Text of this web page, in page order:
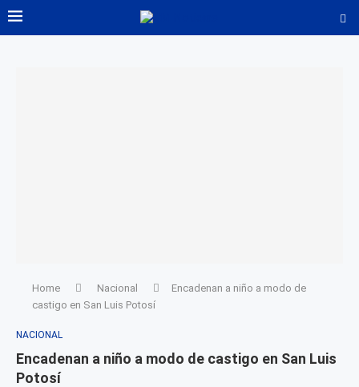
Home Nacional
Encadenan a niño a modo de
castigo en San Luis Potosí
NACIONAL
Encadenan a niño a modo de castigo en San Luis
Potosí